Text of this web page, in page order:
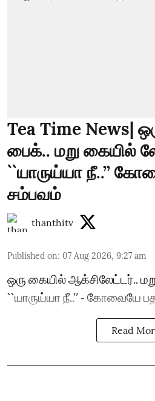
Tea Time News|
பைக்.. மறு கையில்
``யாருய்யா நீ..’’
சம்பவம்
thanthitv
Published on: 07 Aug 2026, 9:27 am
ஒரு கையில் ஆக்சிலேட்டர்..
``யாருய்யா நீ..’’ - கோவையே
Read